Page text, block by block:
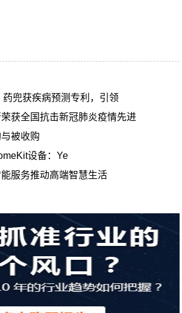
兜获疾病预测专利，引领
获全国抗击新冠肺炎疫情先进
被收购
设备：Ye
服务推动高端智慧生活